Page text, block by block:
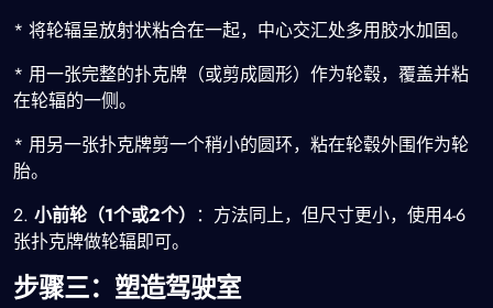
* 将轮辐呈放射状粘合在一起，中心交汇处多用胶水加固。
* 用一张完整的扑克牌（或剪成圆形）作为轮毂，覆盖并粘
在轮辐的一侧。
* 用另一张扑克牌剪一个稍小的圆环，粘在轮毂外围作为轮
胎。
2. 小前轮（1个或2个） ：方法同上，但尺寸更小，使用4-6
张扑克牌做轮辐即可。
步骤三：塑造驾驶室